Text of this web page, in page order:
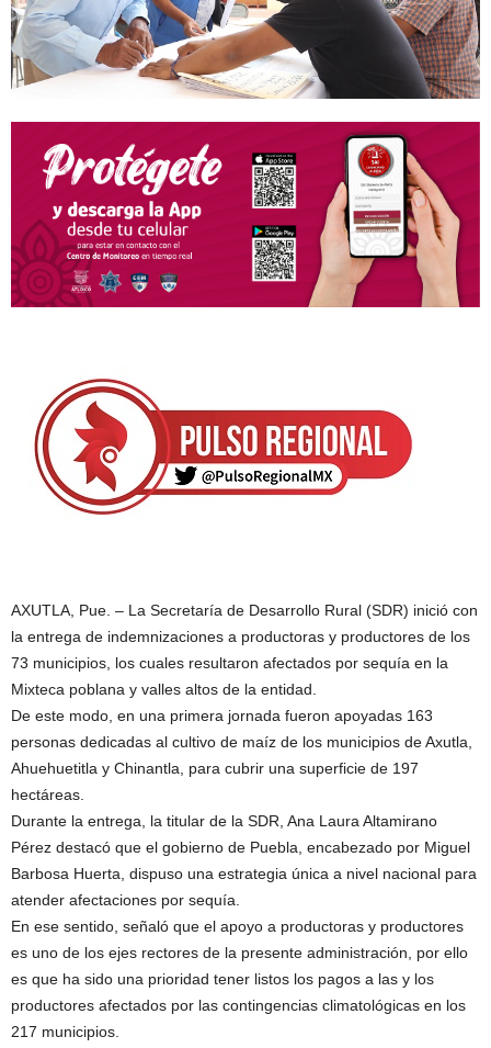
AXUTLA, Pue. – La Secretaría de Desarrollo Rural (SDR) inició con
la entrega de indemnizaciones a productoras y productores de los
73 municipios, los cuales resultaron afectados por sequía en la
Mixteca poblana y valles altos de la entidad.
De este modo, en una primera jornada fueron apoyadas 163
personas dedicadas al cultivo de maíz de los municipios de Axutla,
Ahuehuetitla y Chinantla, para cubrir una superficie de 197
hectáreas.
Durante la entrega, la titular de la SDR, Ana Laura Altamirano
Pérez destacó que el gobierno de Puebla, encabezado por Miguel
Barbosa Huerta, dispuso una estrategia única a nivel nacional para
atender afectaciones por sequía.
En ese sentido, señaló que el apoyo a productoras y productores
es uno de los ejes rectores de la presente administración, por ello
es que ha sido una prioridad tener listos los pagos a las y los
productores afectados por las contingencias climatológicas en los
217 municipios.